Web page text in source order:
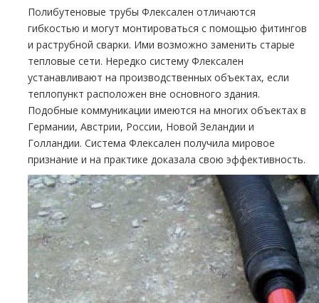
Полибутеновые трубы Флексален отличаются
гибкостью и могут монтироваться с помощью фитингов
и раструбной сварки. Ими возможно заменить старые
тепловые сети. Нередко систему Флексален
устанавливают на производственных объектах, если
теплопункт расположен вне основного здания.
Подобные коммуникации имеются на многих объектах в
Германии, Австрии, России, Новой Зеландии и
Голландии. Система Флексален получила мировое
признание и на практике доказала свою эффективность.